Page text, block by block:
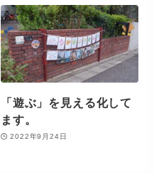
「遊ぶ」を見える化して
ます。
2022年9月24日